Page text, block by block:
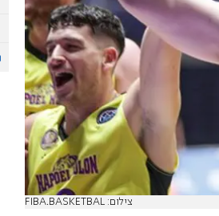
צילום: FIBA.BASKETBAL